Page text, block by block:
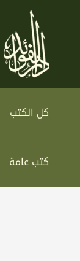
كل الكتب
كتب عامة